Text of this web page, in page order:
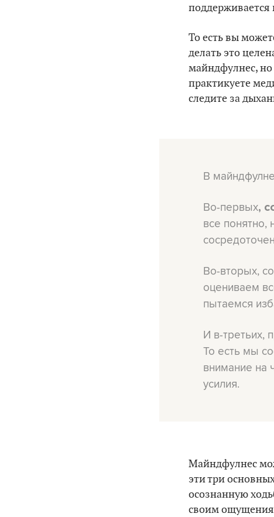
То есть вы
делать это
майндфулнес,
практикуете
следите за
В
Во-первых,
все понятно,
Во-вторых,
оцениваем
пытаемся
И в-третьих,
То есть мы
внимание на
усилия.
Майндфулнес
эти три
осознанную
своим